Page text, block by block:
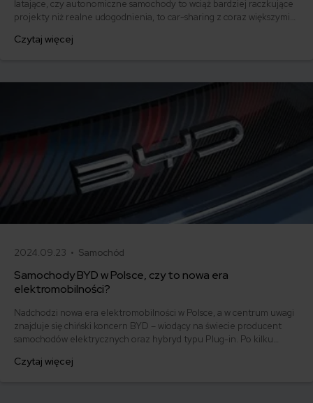
latające, czy autonomiczne samochody to wciąż bardziej raczkujące
projekty niż realne udogodnienia, to car-sharing z coraz większymi
ubezpieczycieli, którzy zaczynają oferować tę usługę w miejsce
Czytaj więcej
2024.09.23 • Samochód
Samochody BYD w Polsce, czy to nowa era
elektromobilności?
Nadchodzi nowa era elektromobilności w Polsce, a w centrum uwagi
znajduje się chiński koncern BYD – wiodący na świecie producent
samochodów elektrycznych oraz hybryd typu Plug-in. Po kilku
oferując kierowcom atrakcyjne modele samochodów elektrycznych
Czytaj więcej